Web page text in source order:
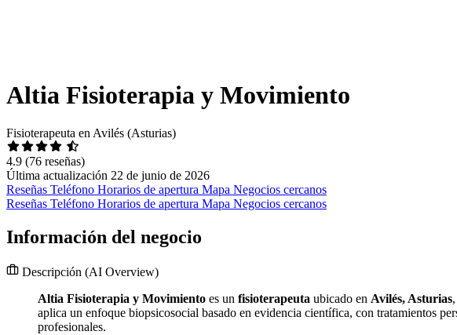
Altia Fisioterapia y Movimiento
Fisioterapeuta en Avilés (Asturias)
4.9 (76 reseñas)
Última actualización 22 de junio de 2026
Reseñas Teléfono Horarios de apertura Mapa Negocios cercanos
Reseñas Teléfono Horarios de apertura Mapa Negocios cercanos
Información del negocio
Descripción (AI Overview)
Altia Fisioterapia y Movimiento es un fisioterapeuta ubicado en Avilés, Asturias
aplica un enfoque biopsicosocial basado en evidencia científica, con tratamientos
profesionales.